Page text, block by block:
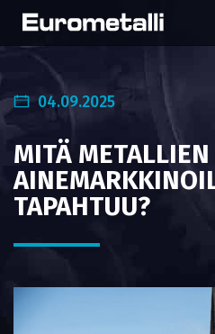
04.09.2025
MITÄ
TAPAHTUU?